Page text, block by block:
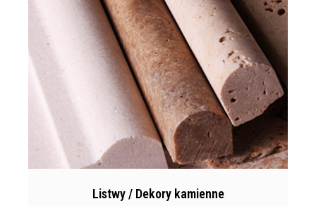
Listwy / Dekory kamienne